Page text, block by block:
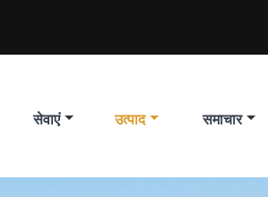
सेवाएं उत्पाद समाचार